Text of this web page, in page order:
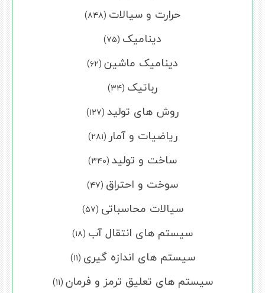
حرارت و سیالات (۸۴۸)
دینامیک (۷۵)
دینامیک ماشین (۶۲)
رباتیک (۳۴)
روش های تولید (۱۲۷)
ریاضیات و آمار (۲۸۱)
ساخت و تولید (۳۴۰)
سوخت و احتراق (۴۷)
سیالات محاسباتی (۵۷)
سیستم های انتقال آب (۱۸)
سیستم های اندازه گیری (۱۱)
سیستم های تعلیق ترمز و فرمان (۱۱)